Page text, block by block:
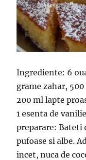
Ingrediente: 6
grame zahar,
200 ml lapte
1 esenta de
preparare: Bateti
pufoase si albe.
incet, nuca de